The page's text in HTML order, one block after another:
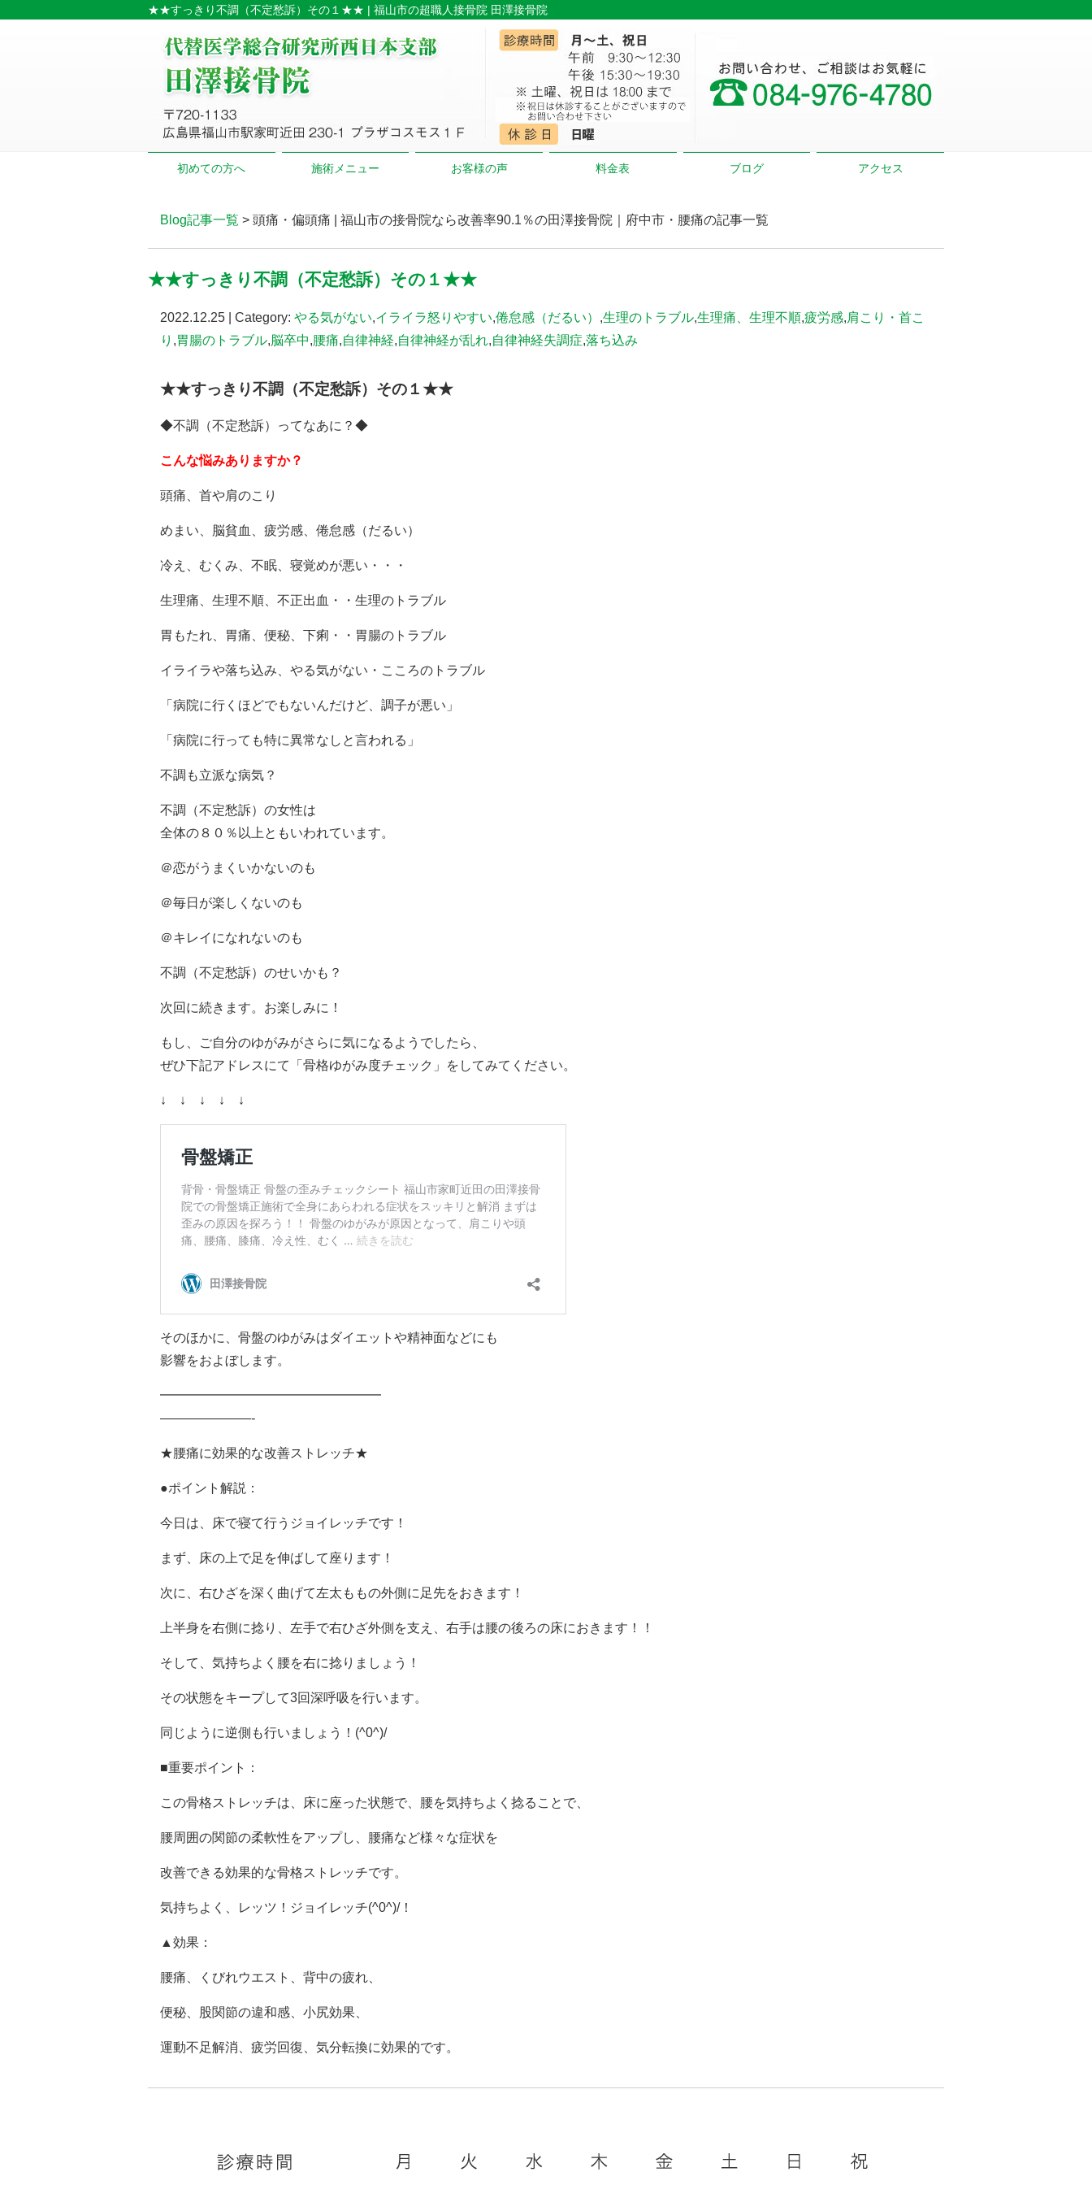
★★すっきり不調（不定愁訴）その１★★ | 福山市の超職人接骨院 田澤接骨院
初めての方へ 施術メニュー お客様の声 料金表 ブログ アクセス
Blog記事一覧 > 頭痛・偏頭痛 | 福山市の接骨院なら改善率90.1％の田澤接骨院｜府中市・腰痛の記事一覧
★★すっきり不調（不定愁訴）その１★★
2022.12.25 | Category: やる気がない,イライラ怒りやすい,倦怠感（だるい） ,生理のトラブル,生理痛、生理不順,疲労感,肩こり・首こ
り ,胃腸のトラブル, 脳卒中,腰痛,自律神経,自律神経が乱れ,自律神経失調症,落ち込み
★★すっきり不調（不定愁訴）その１★★
◆不調（不定愁訴）ってなあに？◆
こんな悩みありますか？
頭痛、首や肩のこり
めまい、脳貧血、疲労感、倦怠感（だるい）
冷え、むくみ、不眠、寝覚めが悪い・・・
生理痛、生理不順、不正出血・・生理のトラブル
胃もたれ、胃痛、便秘、下痢・・胃腸のトラブル
イライラや落ち込み、やる気がない・こころのトラブル
「病院に行くほどでもないんだけど、調子が悪い」
「病院に行っても特に異常なしと言われる」
不調も立派な病気？
不調（不定愁訴）の女性は
全体の８０％以上ともいわれています。
＠恋がうまくいかないのも
＠毎日が楽しくないのも
＠キレイになれないのも
不調（不定愁訴）のせいかも？
次回に続きます。お楽しみに！
もし、ご自分のゆがみがさらに気になるようでしたら、
ぜひ下記アドレスにて「骨格ゆがみ度チェック」をしてみてください。
↓ ↓ ↓ ↓ ↓
そのほかに、骨盤のゆがみはダイエットや精神面などにも
影響をおよぼします。
━━━━━━━━━━━━━━━━━
———————-
★腰痛に効果的な改善ストレッチ★
●ポイント解説：
今日は、床で寝て行うジョイレッチです！
まず、床の上で足を伸ばして座ります！
次に、右ひざを深く曲げて左太ももの外側に足先をおきます！
上半身を右側に捻り、左手で右ひざ外側を支え、右手は腰の後ろの床におきます！！
そして、気持ちよく腰を右に捻りましょう！
その状態をキープして3回深呼吸を行います。
同じように逆側も行いましょう！(^0^)/
■重要ポイント：
この骨格ストレッチは、床に座った状態で、腰を気持ちよく捻ることで、
腰周囲の関節の柔軟性をアップし、腰痛など様々な症状を
改善できる効果的な骨格ストレッチです。
気持ちよく、レッツ！ジョイレッチ(^0^)/！
▲効果：
腰痛、くびれウエスト、背中の疲れ、
便秘、股関節の違和感、小尻効果、
運動不足解消、疲労回復、気分転換に効果的です。